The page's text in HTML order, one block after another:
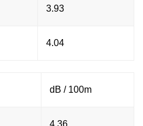
3.93
4.04
dB / 100m
4.36